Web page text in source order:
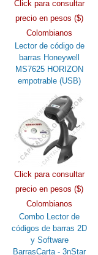
Click para consultar
precio en pesos ($)
Colombianos
Lector de código de
barras Honeywell
MS7625 HORIZON
empotrable (USB)
Click para consultar
precio en pesos ($)
Colombianos
Combo Lector de
códigos de barras 2D
y Software
BarrasCarta - 3nStar